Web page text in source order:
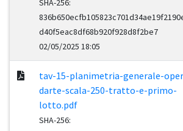
SHA-256:
d40f5eac8df68b920f928d8f2be7
02/05/2025 18:05
tav-15-planimetria-generale-
darte-scala-250-tratto-e-primo-
lotto.pdf
SHA-256: